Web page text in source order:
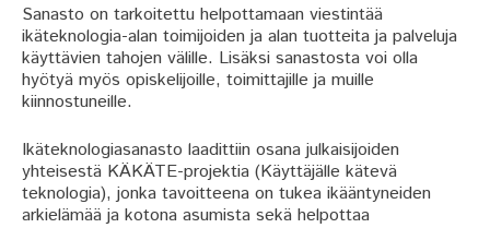
Sanasto on tarkoitettu helpottamaan viestintää
ikäteknologia-alan toimijoiden ja alan tuotteita ja palveluja
käyttävien tahojen välille. Lisäksi sanastosta voi olla
hyötyä myös opiskelijoille, toimittajille ja muille
kiinnostuneille.
Ikäteknologiasanasto laadittiin osana julkaisijoiden
yhteisestä KÄKÄTE-projektia (Käyttäjälle kätevä
teknologia), jonka tavoitteena on tukea ikääntyneiden
arkielämää ja kotona asumista sekä helpottaa